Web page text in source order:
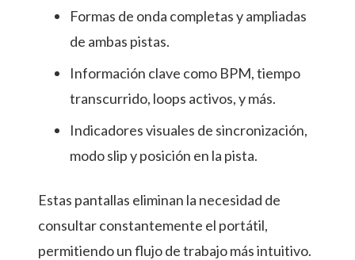
Formas de onda completas y ampliadas
de ambas pistas.
Información clave como BPM, tiempo
transcurrido, loops activos, y más.
Indicadores visuales de sincronización,
modo slip y posición en la pista.
Estas pantallas eliminan la necesidad de
consultar constantemente el portátil,
permitiendo un flujo de trabajo más intuitivo.